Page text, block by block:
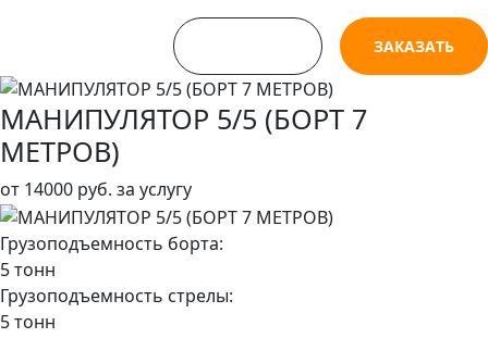
ЗАКАЗАТЬ
МАНИПУЛЯТОР 5/5 (БОРТ 7
МЕТРОВ)
от 14000 руб. за услугу
Грузоподъемность борта:
5 тонн
Грузоподъемность стрелы:
5 тонн